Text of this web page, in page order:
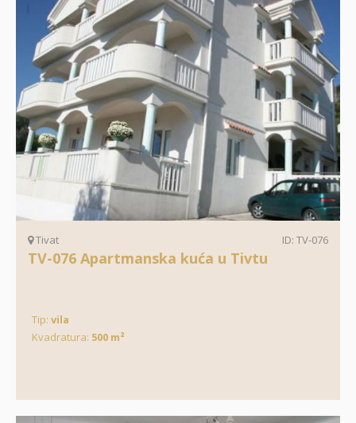
Tivat ID: TV-076
TV-076 Apartmanska kuća u Tivtu
Tip: vila
Kvadratura: 500 m²